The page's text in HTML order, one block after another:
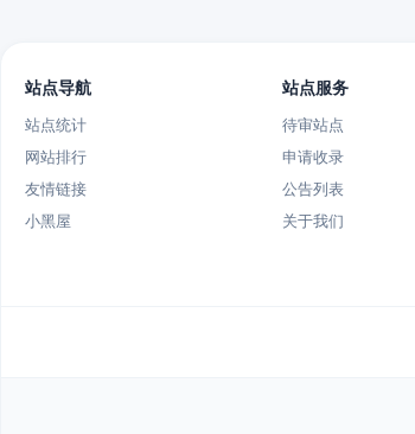
站点导航
站点统计
网站排行
友情链接
小黑屋
站点服务
待审站点
申请收录
公告列表
关于我们